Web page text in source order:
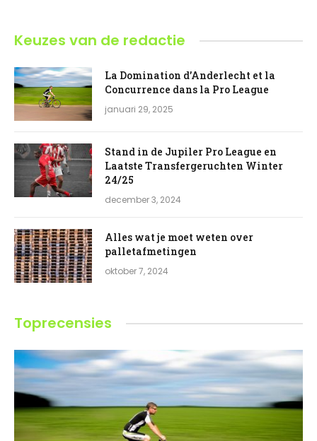
Keuzes van de redactie
La Domination d’Anderlecht et la
Concurrence dans la Pro League
januari 29, 2025
Stand in de Jupiler Pro League en
Laatste Transfergeruchten Winter
24/25
december 3, 2024
Alles wat je moet weten over
palletafmetingen
oktober 7, 2024
Toprecensies